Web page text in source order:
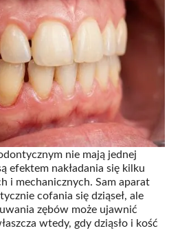
nie mają jednej
efektem nakładania się kilku
i mechanicznych. Sam aparat
cofania się dziąseł, ale
zębów może ujawnić
wtedy, gdy dziąsło i kość